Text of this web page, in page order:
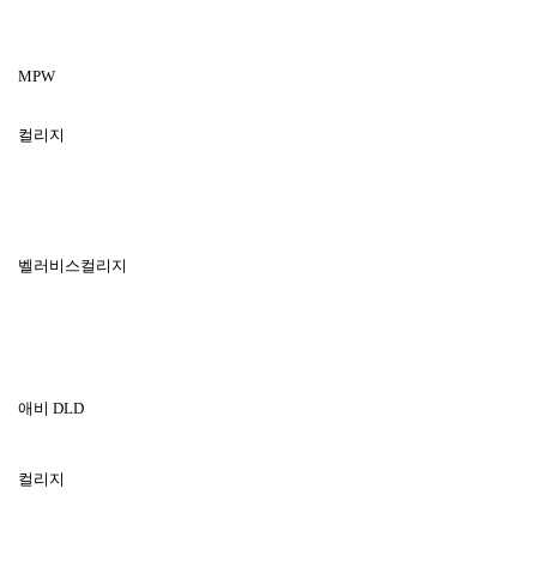
MPW
컬리지
벨러비스컬리지
애비 DLD
컬리지